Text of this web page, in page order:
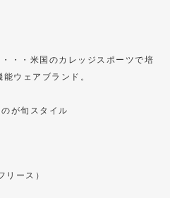
・・米国のカレッジスポーツで培
ウェアブランド。
が旬スタイル
ース）